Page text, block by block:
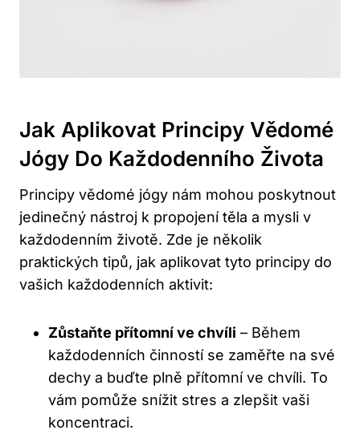
Jak Aplikovat Principy Vědomé
Jógy Do Každodenního Života
Principy vědomé jógy nám mohou poskytnout
jedinečný nástroj k propojení těla a mysli v
každodenním životě. Zde je několik
praktických tipů, jak aplikovat tyto principy do
vašich každodenních aktivit:
Zůstaňte přítomní ve chvíli – Během
každodenních činností se zaměřte na své
dechy a buďte plně přítomní ve chvíli. To
vám pomůže snížit stres a zlepšit vaši
koncentraci.